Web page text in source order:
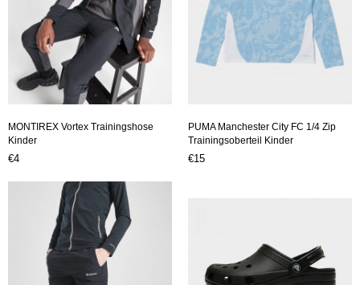
MONTIREX Vortex Trainingshose
Kinder
€4
PUMA Manchester City FC 1/4 Zip
Trainingsoberteil Kinder
€15